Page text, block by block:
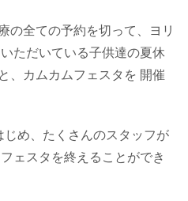
の全ての予約を切って、ヨリ
ただいている子供達の夏休
、カムカムフェスタを 開催
め、たくさんのスタッフが
ェスタを終えることができ